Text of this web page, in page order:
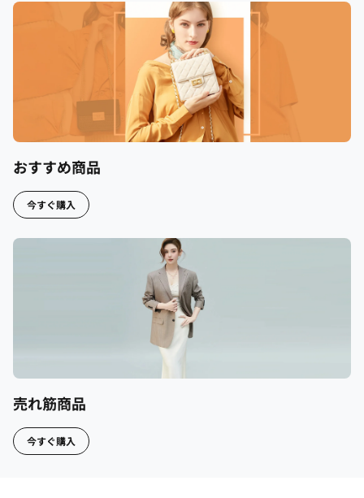
おすすめ商品
今すぐ購入
売れ筋商品
今すぐ購入